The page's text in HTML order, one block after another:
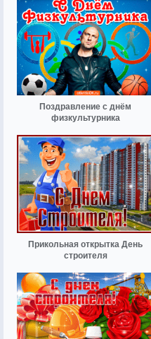
Поздравление с днём
физкультурника
Прикольная открытка День
строителя